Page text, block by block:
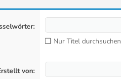
Nur Titel durchsuchen
von